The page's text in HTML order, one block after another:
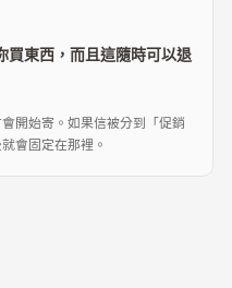
買東西，而且這隨時可以退
開始寄。如果信被分到「促銷
會固定在那裡。